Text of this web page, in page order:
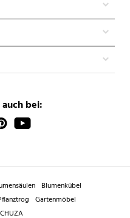
bei:
Blumenkübel
Gartenmöbel